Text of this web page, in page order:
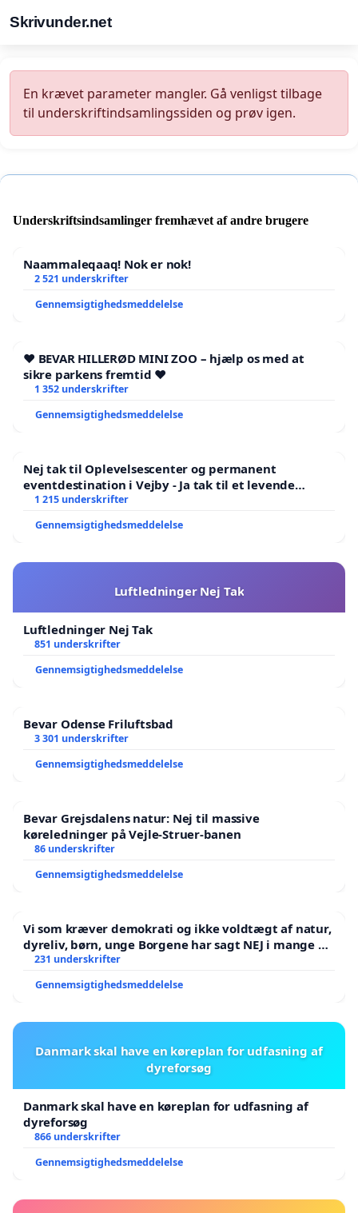
Skrivunder.net
En krævet parameter mangler. Gå venligst tilbage
til underskriftindsamlingssiden og prøv igen.
Underskriftsindsamlinger fremhævet af andre brugere
Naammaleqaaq! Nok er nok!
2 521 underskrifter
Gennemsigtighedsmeddelelse
❤️ BEVAR HILLERØD MINI ZOO – hjælp os med at
sikre parkens fremtid ❤️
1 352 underskrifter
Gennemsigtighedsmeddelelse
Nej tak til Oplevelsescenter og permanent
eventdestination i Vejby - Ja tak til et levende
lokalområde i balance
1 215 underskrifter
Gennemsigtighedsmeddelelse
Luftledninger Nej Tak
Luftledninger Nej Tak
851 underskrifter
Gennemsigtighedsmeddelelse
Bevar Odense Friluftsbad
3 301 underskrifter
Gennemsigtighedsmeddelelse
Bevar Grejsdalens natur: Nej til massive
køreledninger på Vejle-Struer-banen
86 underskrifter
Gennemsigtighedsmeddelelse
Vi som kræver demokrati og ikke voldtægt af natur,
dyreliv, børn, unge Borgene har sagt NEJ i mange år.
Der er
231 underskrifter
Gennemsigtighedsmeddelelse
Danmark skal have en køreplan for udfasning af
dyreforsøg
Danmark skal have en køreplan for udfasning af
dyreforsøg
866 underskrifter
Gennemsigtighedsmeddelelse